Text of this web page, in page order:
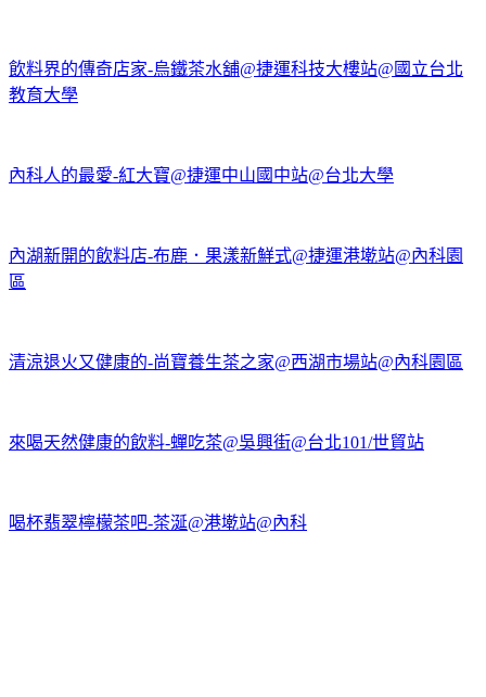
飲料界的傳奇店家-烏鐵茶水舖@捷運科技大樓站@國立台北
教育大學
內科人的最愛-紅大寶@捷運中山國中站@台北大學
內湖新開的飲料店-布鹿．果漾新鮮式@捷運港墘站@內科園
區
清涼退火又健康的-尚寶養生茶之家@西湖市場站@內科園區
來喝天然健康的飲料-蟬吃茶@吳興街@台北101/世貿站
喝杯翡翠檸檬茶吧-茶涎@港墘站@內科